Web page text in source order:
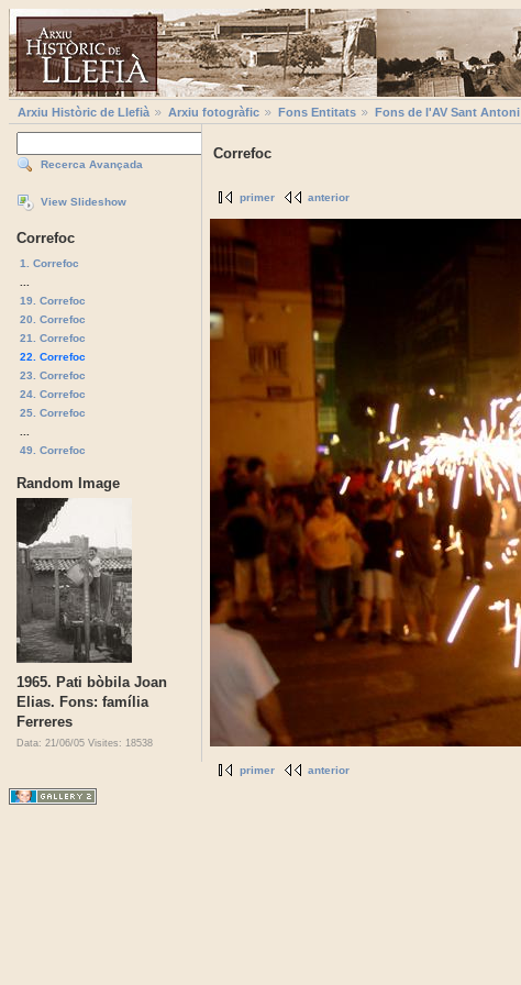
Arxiu Històric de Llefià Arxiu fotogràfic Fons Entitats Fons de l'AV Sant Antoni
Recerca Avançada
View Slideshow
Correfoc
1. Correfoc
19. Correfoc
20. Correfoc
21. Correfoc
22. Correfoc
23. Correfoc
24. Correfoc
25. Correfoc
49. Correfoc
Random Image
1965. Pati bòbila Joan
Elias. Fons: família
Ferreres
Data: 21/06/05 Visites: 18538
Correfoc
primer anterior
primer anterior